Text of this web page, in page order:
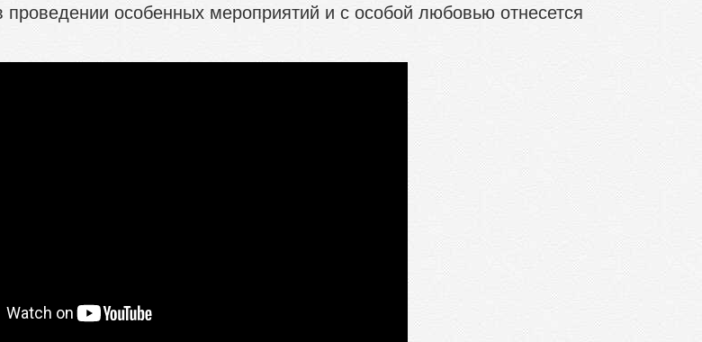
особенных мероприятий и с особой любовью отнесется